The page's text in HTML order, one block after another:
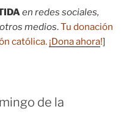
en redes sociales,
medios.Tu donación
católica. ¡Dona ahora!]
de la